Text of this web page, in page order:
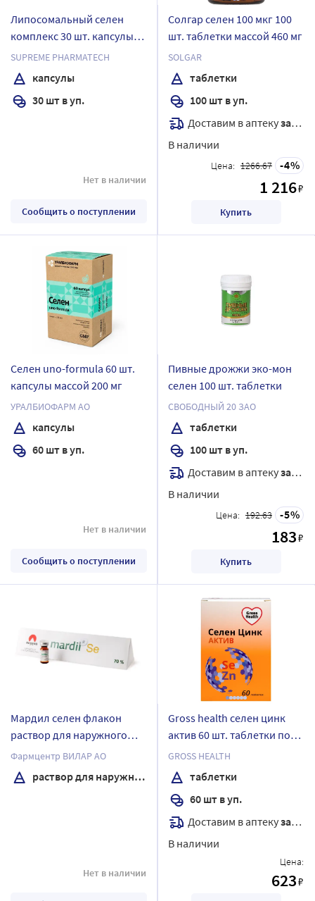
Липосомальный селен
комплекс 30 шт. капсулы
массой 548 мг
SUPREME PHARMATECH
капсулы
30 шт в уп.
Нет в наличии
Сообщить о поступлении
Солгар селен 100 мкг 100
шт. таблетки массой 460 мг
SOLGAR
таблетки
100 шт в уп.
Доставим в аптекузавтра
В наличии
Цена: 1266.67 4
1 216₽
Купить
Селен uno-formula 60 шт.
капсулы массой 200 мг
УРАЛБИОФАРМ АО
капсулы
60 шт в уп.
Нет в наличии
Сообщить о поступлении
Пивные дрожжи эко-мон
селен 100 шт. таблетки
СВОБОДНЫЙ 20 ЗАО
таблетки
100 шт в уп.
Доставим в аптекузавтра
В наличии
Цена: 192.63 5
183₽
Купить
Мардил селен флакон
раствор для наружного
применения 0,5 мл +
микрокапилляры 5 шт.
Фармцентр ВИЛАР АО
раствор для наружного применения
Нет в наличии
Gross health селен цинк
актив 60 шт. таблетки по
600 мг
GROSS HEALTH
таблетки
60 шт в уп.
Доставим в аптекузавтра
В наличии
Цена:
623₽